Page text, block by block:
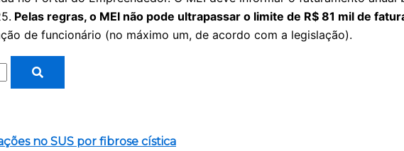
Pelas regras, o MEI não pode ultrapassar o limite de R$ 81 mil de
de funcionário (no máximo um, de acordo com a legislação).
no SUS por fibrose cística